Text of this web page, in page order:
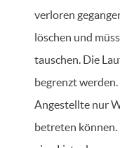
verloren
löschen und
tauschen. Die
begrenzt werden.
Angestellte nur
betreten können.